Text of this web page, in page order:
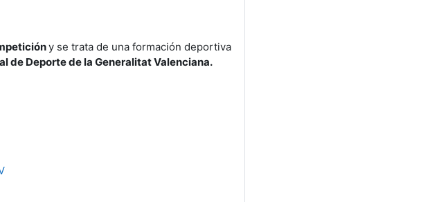
y se trata de una formación deportiva
de Deporte de la Generalitat Valenciana.